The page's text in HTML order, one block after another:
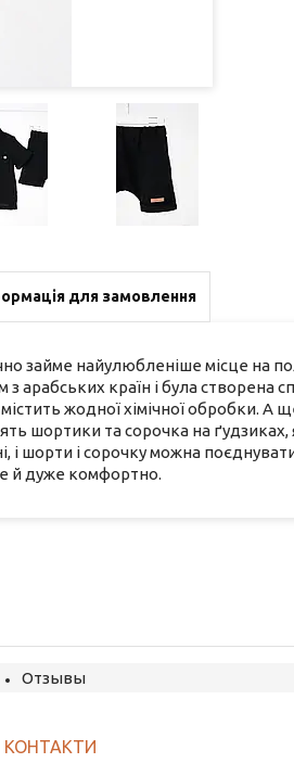
для замовлення
займе найулюбленіше місце на
з арабських країн і була
жодної хімічної обробки. А
шортики та сорочка на
шорти і сорочку можна
й дуже комфортно.
Отзывы